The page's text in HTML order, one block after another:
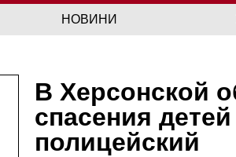
НОВИНИ
В Херсонской
спасения
полицейский